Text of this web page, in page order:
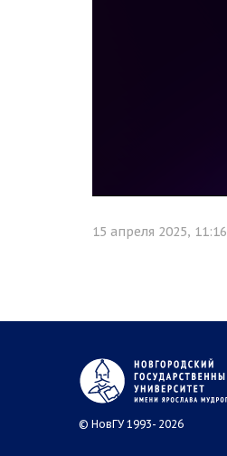
15 апреля 2025, 11:16
© НовГУ 1993- 2026